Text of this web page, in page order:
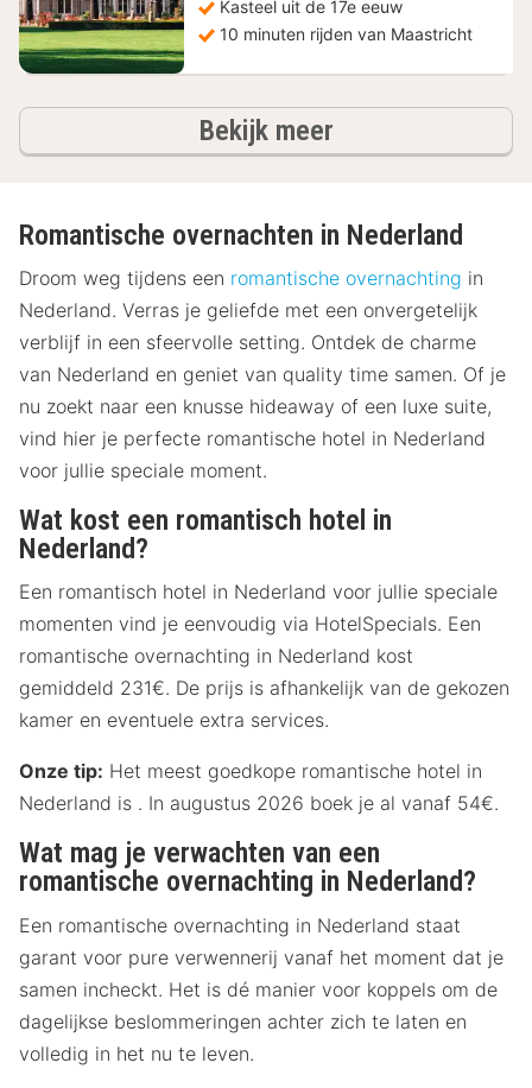
Kasteel uit de 17e eeuw
10 minuten rijden van Maastricht
Bekijk meerhotels
Romantische overnachten in Nederland
Droom weg tijdens een romantische overnachting in
Nederland. Verras je geliefde met een onvergetelijk
verblijf in een sfeervolle setting. Ontdek de charme
van Nederland en geniet van quality time samen. Of je
nu zoekt naar een knusse hideaway of een luxe suite,
vind hier je perfecte romantische hotel in Nederland
voor jullie speciale moment.
Wat kost een romantisch hotel in
Nederland?
Een romantisch hotel in Nederland voor jullie speciale
momenten vind je eenvoudig via HotelSpecials. Een
romantische overnachting in Nederland kost
gemiddeld 231€. De prijs is afhankelijk van de gekozen
kamer en eventuele extra services.
Onze tip: Het meest goedkope romantische hotel in
Nederland is . In augustus 2026 boek je al vanaf 54€.
Wat mag je verwachten van een
romantische overnachting in Nederland?
Een romantische overnachting in Nederland staat
garant voor pure verwennerij vanaf het moment dat je
samen incheckt. Het is dé manier voor koppels om de
dagelijkse beslommeringen achter zich te laten en
volledig in het nu te leven.